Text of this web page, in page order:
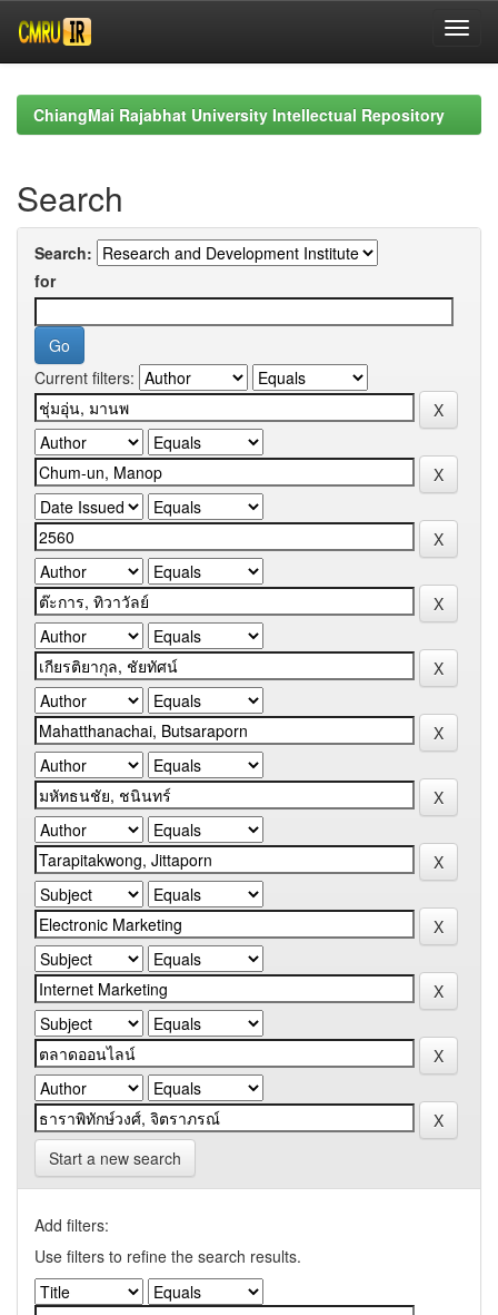
navigationChiangMai Rajabhat University Intellectual Repository
Search
Search:
for
Current filters:
Start a new search
Add filters:
Use filters to refine the search results.